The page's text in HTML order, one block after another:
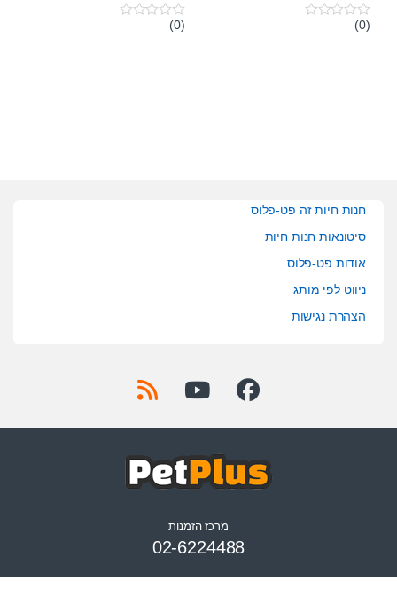
0(0)
0(0)
חנות חיות זה פט-פלוס
סיטונאות חנות חיות
אודות פט-פלוס
ניווט לפי מותג
הצהרת נגישות
מרכז הזמנות
02-6224488